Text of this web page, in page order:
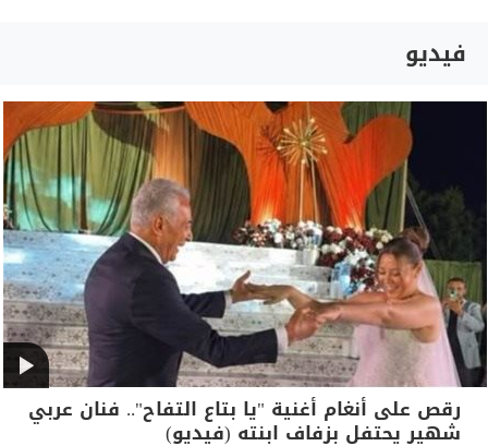
فيديو
رقص على أنغام أغنية "يا بتاع التفاح".. فنان عربي
شهير يحتفل بزفاف ابنته (فيديو)